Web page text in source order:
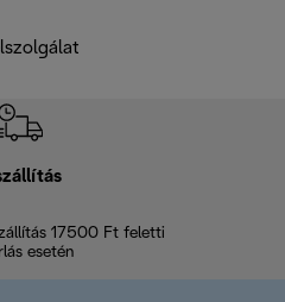
17500 Ft feletti
esetén